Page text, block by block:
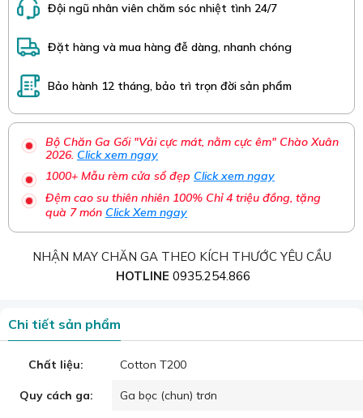
Đội ngũ nhân viên chăm sóc nhiệt tình 24/7
Đặt hàng và mua hàng đễ dàng, nhanh chóng
Bảo hành 12 tháng, bảo trì trọn đời sản phẩm
Bộ Chăn Ga Gối "Vải cực mát, nằm cực êm" Chào Xuân
2026. Click xem ngay
1000+ Mẫu rèm cửa sổ đẹp Click xem ngay
Đệm cao su thiên nhiên 100% Chỉ 4 triệu đồng, tặng
quà 7 món Click Xem ngay
NHẬN MAY CHĂN GA THEO KÍCH THƯỚC YÊU CẦU
HOTLINE 0935.254.866
Chi tiết sản phẩm
Chất liệu: Cotton T200
Quy cách ga: Ga bọc (chun) trơn